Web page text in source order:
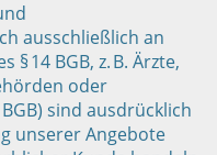
ausschließlich an
14 BGB, z. B. Ärzte,
oder
sind ausdrücklich
unserer Angebote